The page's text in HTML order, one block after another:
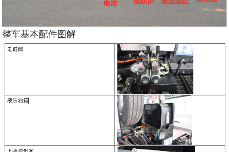
整车基本配件图解